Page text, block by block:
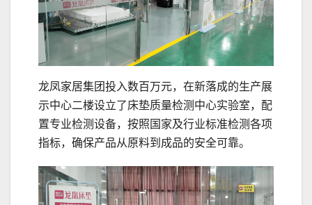
龙凤家居集团投入数百万元，在新落成的生产展
示中心二楼设立了床垫质量检测中心实验室，配
置专业检测设备，按照国家及行业标准检测各项
指标，确保产品从原料到成品的安全可靠。